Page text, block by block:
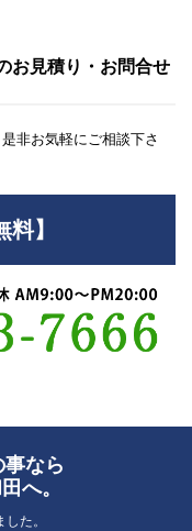
お見積り・お問合せ
非お気軽にご相談下さ
】
なら
へ。
た。